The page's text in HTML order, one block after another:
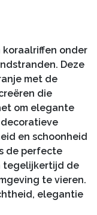
koraalriffen onder
Deze
met de
die
om elegante
en schoonheid
de perfecte
tegelijkertijd de
te vieren.
elegantie